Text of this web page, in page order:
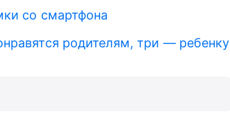
со смартфона
родителям, три — ребенку